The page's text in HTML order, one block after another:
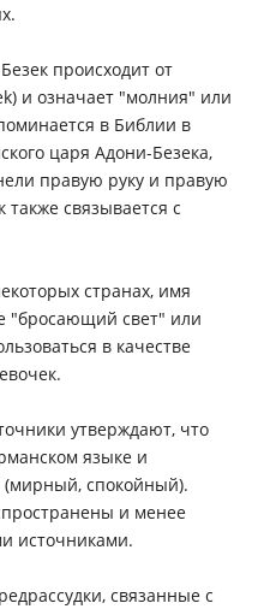
происходит от
в Библии в
царя Адони-Безека,
правую руку и правую
также связывается с
странах, имя
"бросающий свет" или
в качестве
утверждают, что
языке и
(мирный, спокойный).
и менее
источниками.
связанные с